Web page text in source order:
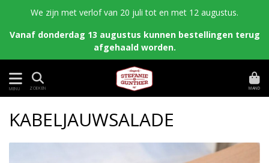
We zijn met verlof van 20 juli tot en met 12 augustus.
Vanaf donderdag 13 augustus kunnen bestellingen terug
afgehaald worden.
MENU ZOEKEN MAND
KABELJAUWSALADE